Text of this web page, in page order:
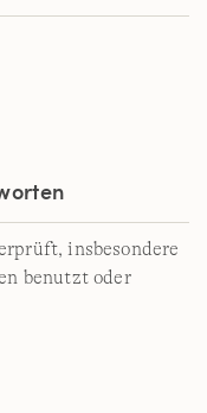
insbesondere
benutzt oder